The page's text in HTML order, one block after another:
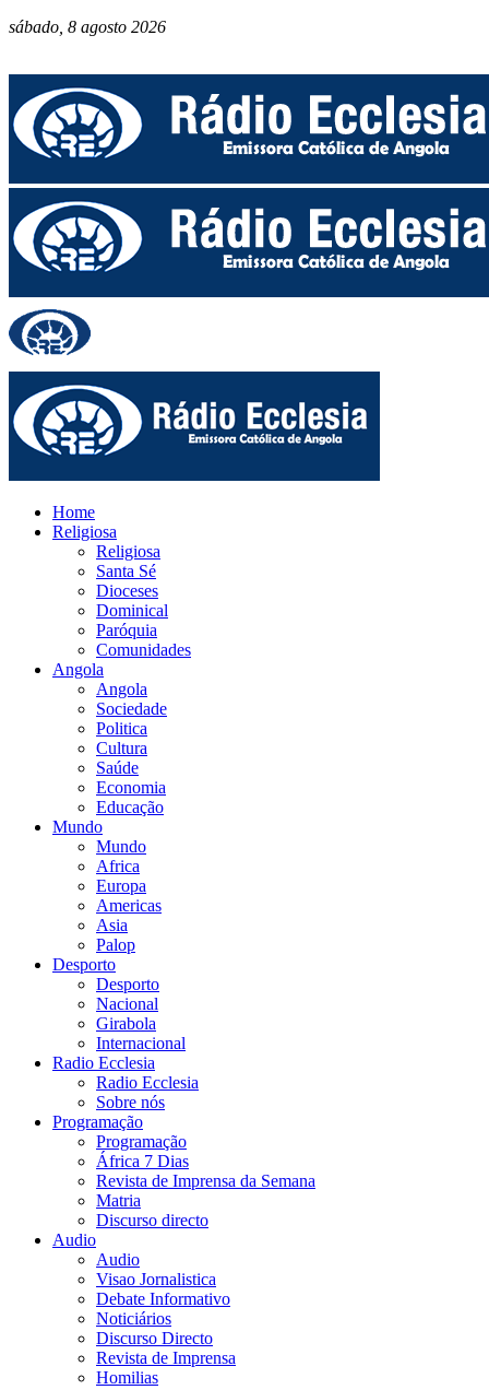
sábado, 8 agosto 2026
Home
Religiosa
Religiosa
Santa Sé
Dioceses
Dominical
Paróquia
Comunidades
Angola
Angola
Sociedade
Politica
Cultura
Saúde
Economia
Educação
Mundo
Mundo
Africa
Europa
Americas
Asia
Palop
Desporto
Desporto
Nacional
Girabola
Internacional
Radio Ecclesia
Radio Ecclesia
Sobre nós
Programação
Programação
África 7 Dias
Revista de Imprensa da Semana
Matria
Discurso directo
Audio
Audio
Visao Jornalistica
Debate Informativo
Noticiários
Discurso Directo
Revista de Imprensa
Homilias